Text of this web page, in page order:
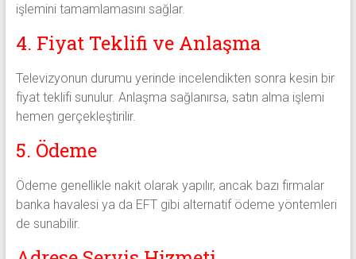
işlemini tamamlamasını sağlar.
4. Fiyat Teklifi ve Anlaşma
Televizyonun durumu yerinde incelendikten sonra kesin bir
fiyat teklifi sunulur. Anlaşma sağlanırsa, satın alma işlemi
hemen gerçekleştirilir.
5. Ödeme
Ödeme genellikle nakit olarak yapılır, ancak bazı firmalar
banka havalesi ya da EFT gibi alternatif ödeme yöntemleri
de sunabilir.